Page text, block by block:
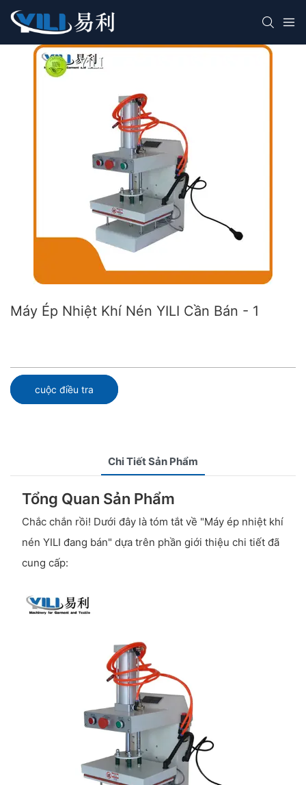
Máy Ép Nhiệt Khí Nén YILI Cần Bán - 1
cuộc điều tra
Chi Tiết Sản Phẩm
Tổng Quan Sản Phẩm
Chắc chắn rồi! Dưới đây là tóm tắt về "Máy ép nhiệt khí
nén YILI đang bán" dựa trên phần giới thiệu chi tiết đã
cung cấp: